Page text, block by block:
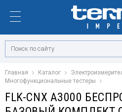
Главная Каталог
Многофункциональные тестеры
FLK-CNX A3000